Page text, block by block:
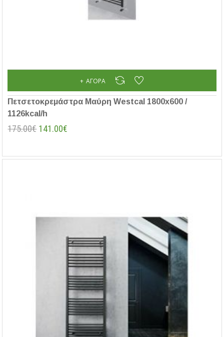
Πετσετοκρεμάστρα Μαύρη Westcal 1800x600 /
1126kcal/h
175.00€ 141.00€
ΑΓΟΡΆ